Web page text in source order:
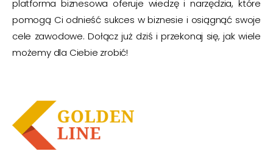
platforma biznesowa oferuje wiedzę i narzędzia, które
pomogą Ci odnieść sukces w biznesie i osiągnąć swoje
cele zawodowe. Dołącz już dziś i przekonaj się, jak wiele
możemy dla Ciebie zrobić!